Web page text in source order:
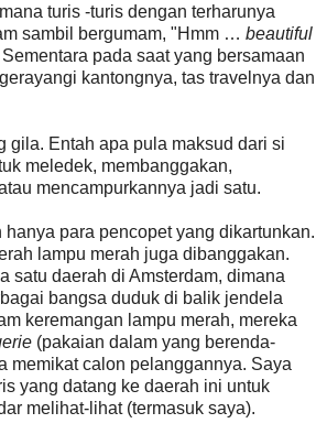
turis -turis dengan terharunya
sambil bergumam, "Hmm … beautiful
Sementara pada saat yang bersamaan
kantongnya, tas travelnya dan
gila. Entah apa pula maksud dari si
meledek, membanggakan,
mencampurkannya jadi satu.
hanya para pencopet yang dikartunkan.
lampu merah juga dibanggakan.
satu daerah di Amsterdam, dimana
bangsa duduk di balik jendela
keremangan lampu merah, mereka
(pakaian dalam yang berenda-
memikat calon pelanggannya. Saya
yang datang ke daerah ini untuk
melihat-lihat (termasuk saya).